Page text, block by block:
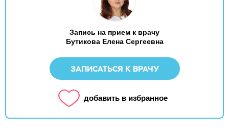
Запись на прием к врачу
Бутикова Елена Сергеевна
ЗАПИСАТЬСЯ К ВРАЧУ
добавить в избранное